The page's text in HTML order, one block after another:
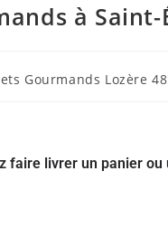
à Saint-
Gourmands Lozère 48
faire livrer un panier